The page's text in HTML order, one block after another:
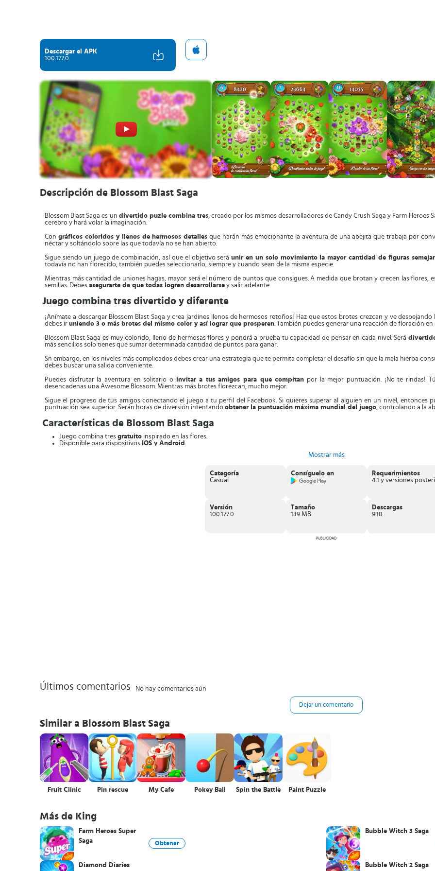
Descargar el APK
100.177.0
Descripción de Blossom Blast Saga
Blossom Blast Saga es un divertido puzle combina tres, creado por los mismos desarrolladores de Candy Crush Saga y Farm
cerebro y hará volar la imaginación.
Con gráficos coloridos y llenos de hermosos detalles que harán más emocionante la aventura de una abejita que trabaja por
néctar y soltándolo sobre las que todavía no se han abierto.
Sigue siendo un juego de combinación, así que el objetivo seráunir en un solo movimiento la mayor cantidad de figuras
todavía no han florecido, también puedes seleccionarlo, siempre y cuando sean de la misma especie.
Mientras más cantidad de uniones hagas, mayor será el número de puntos que consigues. A medida que brotan y crecen las flores,
semillas. Debes asegurarte de que todas logren desarrollarse y salir adelante.
Juego combina tres divertido y diferente
¡Anímate a descargar Blossom Blast Saga y crea jardines llenos de hermosos retoños! Haz que estos brotes crezcan y ve
debes ir uniendo 3 o más brotes del mismo color y así lograr que prosperen. También puedes generar una reacción de floración
Blossom Blast Saga es muy colorido, lleno de hermosas flores y pondrá a prueba tu capacidad de pensar en cada nivel. Será
más sencillos solo tienes que sumar determinada cantidad de puntos para ganar.
Sn embargo, en los niveles más complicados debes crear una estrategia que te permita completar el desafío sin que la mala hierba
debes buscar una salida conveniente.
Puedes disfrutar la aventura en solitario o invitar a tus amigos para que compitan por la mejor puntuación. ¡No te rindas!
desencadenas una Awesome Blossom. Mientras más brotes florezcan, mucho mejor.
Sigue el progreso de tus amigos conectando el juego a tu perfil del Facebook. Si quieres superar al alguien en un nivel, entonces
puntuación sea superior. Serán horas de diversión intentando obtener la puntuación máxima mundial del juego, controlando a la
Características de Blossom Blast Saga
Juego combina tres gratuito inspirado en las flores.
Disponible para dispositivos IOS y Android .
para que compitan.
Mostrar más
Categoría
Casual
Consíguelo en
Requerimientos
Versión
100.177.0
Tamaño
139 MB
Descargas
938
PUBLICIDAD
Últimos comentarios No hay comentarios aún
Dejar un comentario
Similar a Blossom Blast Saga
Fruit Clinic Pin rescue My Cafe Pokey Ball Spin the Battle Paint Puzzle
Más de King
Farm Heroes Super
Saga
Obtener
Diamond Diaries
Bubble Witch 3 Saga
Bubble Witch 2 Saga